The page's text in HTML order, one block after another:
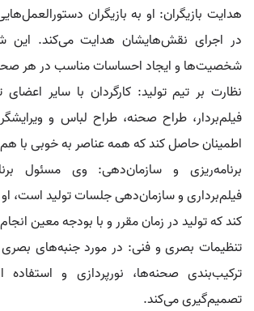
هدایت بازیگران: او به بازیگران
در اجرای نقش‌هایشان هدایت می‌کند.
شخصیت‌ها و ایجاد احساسات مناسب در هر
نظارت بر تیم تولید: کارگردان با سایر اعضای
فیلم‌بردار، طراح صحنه، طراح لباس و
اطمینان حاصل کند که همه عناصر به خوبی با
برنامه‌ریزی و سازمان‌دهی: وی مسئول
فیلم‌برداری و سازمان‌دهی جلسات تولید است،
کند که تولید در زمان مقرر و با بودجه معین
تنظیمات بصری و فنی: در مورد جنبه‌های بصری
ترکیب‌بندی صحنه‌ها، نورپردازی و
تصمیم‌گیری می‌کند.